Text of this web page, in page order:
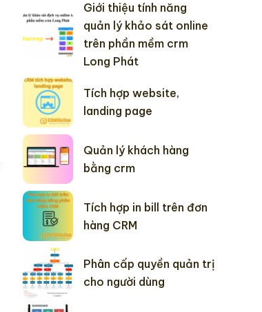
Giới thiệu tính năng
quản lý khảo sát online
trên phần mềm crm
Long Phát
Tích hợp website,
landing page
Quản lý khách hàng
bằng crm
Tích hợp in bill trên đơn
hàng CRM
Phân cấp quyền quản trị
cho người dùng